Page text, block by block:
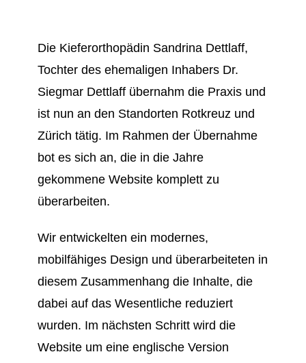
Die Kieferorthopädin Sandrina Dettlaff,
Tochter des ehemaligen Inhabers Dr.
Siegmar Dettlaff übernahm die Praxis und
ist nun an den Standorten Rotkreuz und
Zürich tätig. Im Rahmen der Übernahme
bot es sich an, die in die Jahre
gekommene Website komplett zu
überarbeiten.
Wir entwickelten ein modernes,
mobilfähiges Design und überarbeiteten in
diesem Zusammenhang die Inhalte, die
dabei auf das Wesentliche reduziert
wurden. Im nächsten Schritt wird die
Website um eine englische Version